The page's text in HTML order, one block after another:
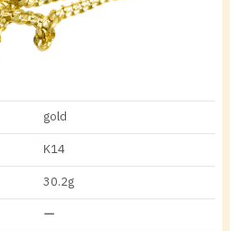
gold
K14
30.2g
ー